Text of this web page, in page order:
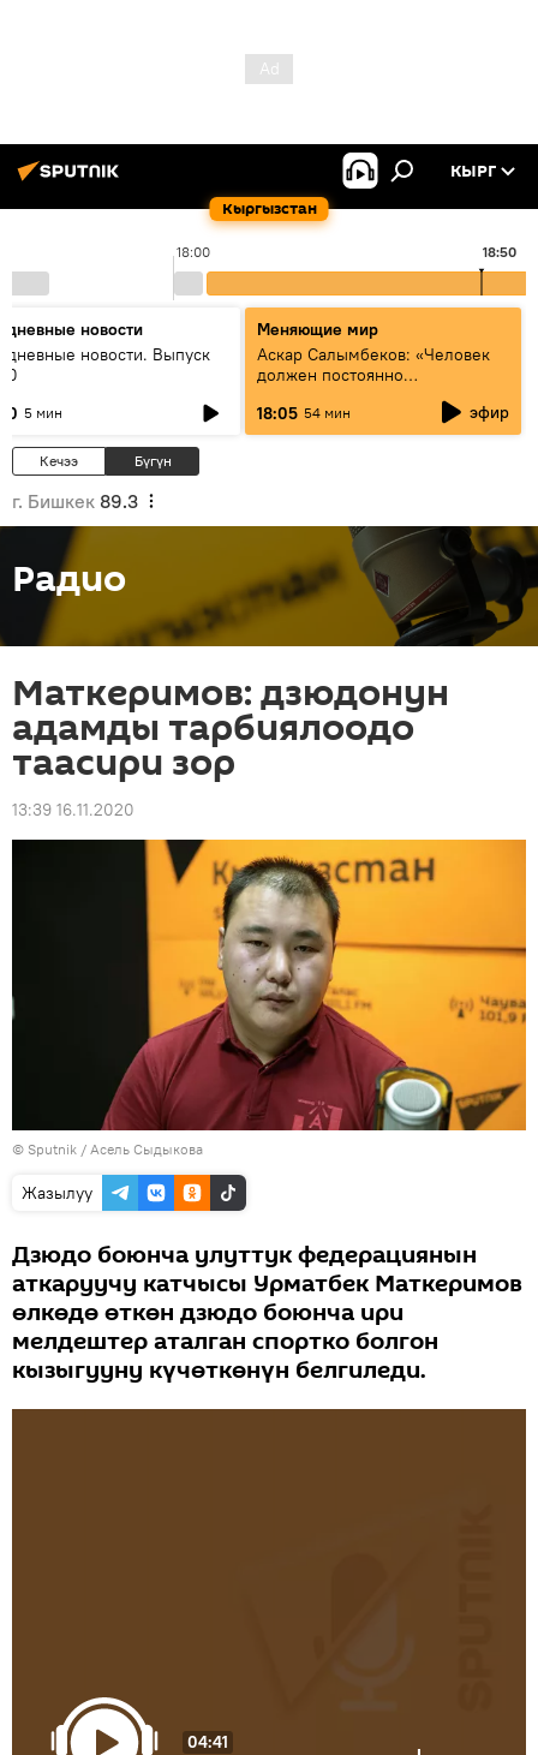
Кыргызстан
КЫРГ
18:00 18:50
новости
новости. Выпуск
5 мин
Меняющие мир
Аскар Салымбеков: «Человек
должен постоянно
18:05 54 мин эфир
Кечээ Бүгүн
г. Бишкек 89.3
Радио
Маткеримов: дзюдонун
адамды тарбиялоодо
таасири зор
13:39 16.11.2020
© Sputnik / Асель Сыдыкова
Жазылуу
Дзюдо боюнча улуттук федерациянын
аткаруучу катчысы Урматбек Маткеримов
өлкөдө өткөн дзюдо боюнча ири
мелдештер аталган спортко болгон
кызыгууну күчөткөнүн белгиледи.
04:41